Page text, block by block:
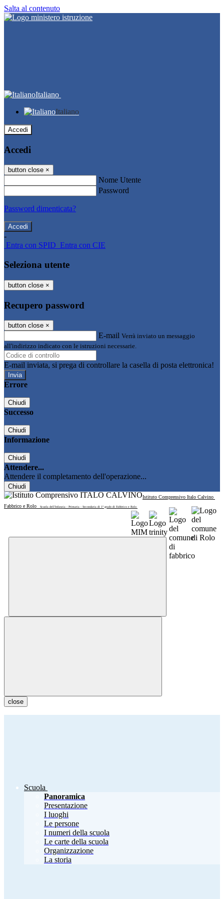
Salta al contenuto
Italiano
Italiano
Accedi
Accedi
button close ×
Nome Utente
Password
Password dimenticata?
-
Entra con SPID Entra con CIE
Seleziona utente
button close ×
Recupero password
button close ×
E-mail Verrà inviato un messaggio
all'indirizzo indicato con le istruzioni necessarie.
E-mail inviata, si prega di controllare la casella di posta elettronica!
Errore
Chiudi
Successo
Chiudi
Informazione
Chiudi
Attendere...
Attendere il completamento dell'operazione...
Chiudi
Istituto Comprensivo Italo Calvino
Fabbrico e Rolo
Scuola dell'Infanzia - Primaria - Secondaria di 1° grado di Fabbrico e Rolo
close
Scuola
Panoramica
Presentazione
I luoghi
Le persone
I numeri della scuola
Le carte della scuola
Organizzazione
La storia